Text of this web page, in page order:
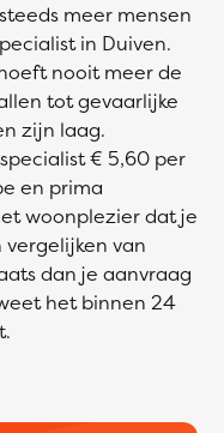
meer mensen
in Duiven.
nooit meer de
tot gevaarlijke
zijn laag.
€ 5,60 per
en prima
woonplezier dat je
van
dan je aanvraag
het binnen 24